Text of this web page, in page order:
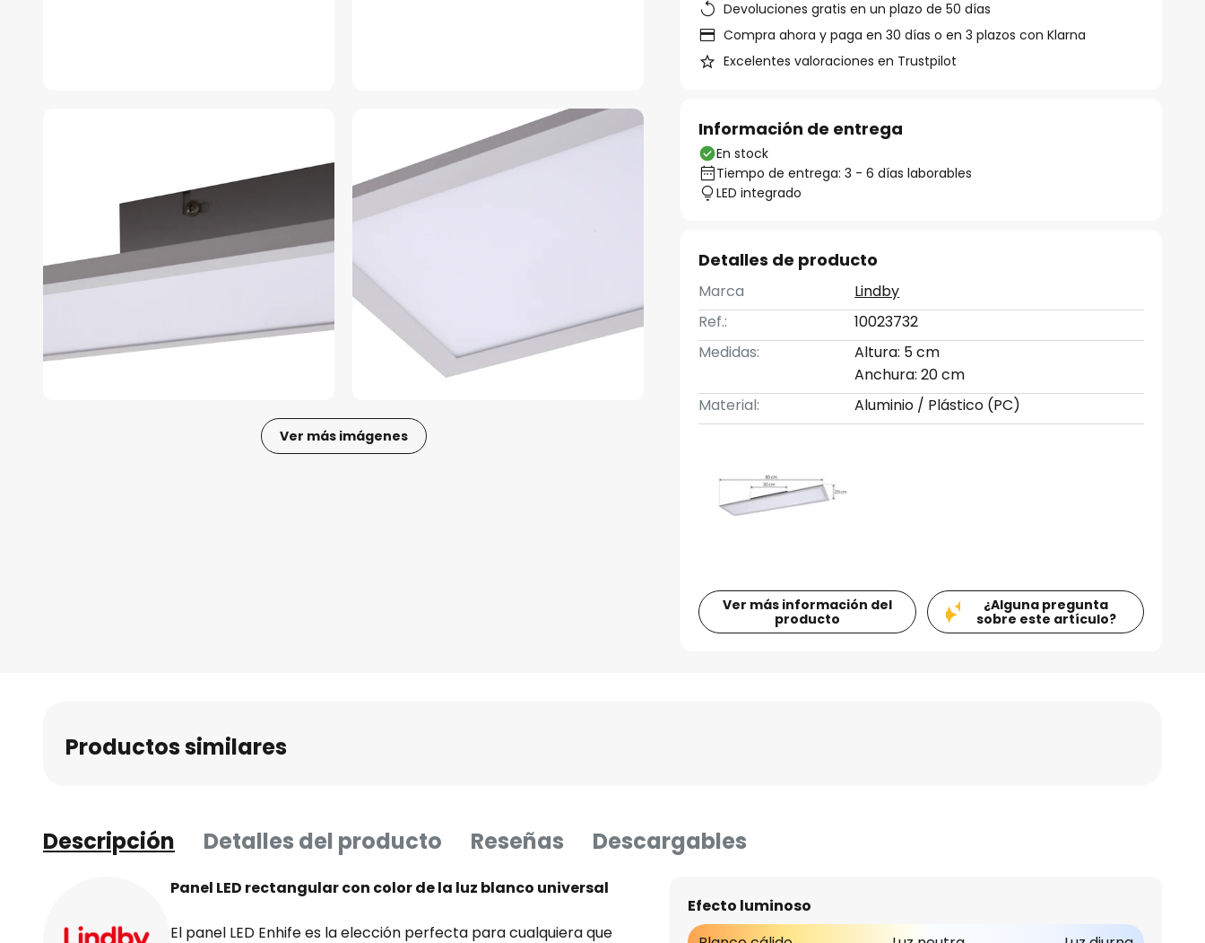
Ver más imágenes
Devoluciones gratis en un plazo de 50 días
Compra ahora y paga en 30 días o en 3 plazos con Klarna
Excelentes valoraciones en Trustpilot
Información de entrega
En stock
Tiempo de entrega: 3 - 6 días laborables
LED integrado
Detalles de producto
Marca
Lindby
Ref.:
10023732
Medidas:
Altura: 5 cm
Anchura: 20 cm
Material:
Aluminio / Plástico (PC)
Ver más información del
producto
¿Alguna pregunta
sobre este artículo?
Productos similares
Descripción Detalles del producto Reseñas Descargables
Panel LED rectangular con color de la luz blanco universal
El panel LED Enhife es la elección perfecta para cualquiera que
Efecto luminoso